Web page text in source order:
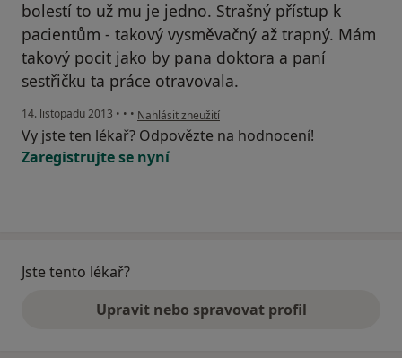
bolestí to už mu je jedno. Strašný přístup k
pacientům - takový vysměvačný až trapný. Mám
takový pocit jako by pana doktora a paní
sestřičku ta práce otravovala.
14. listopadu 2013 • • • podle názoru uživatele Váš účet byl odstraněn
Nahlásit zneužití
Vy jste ten lékař? Odpovězte na hodnocení!
Zaregistrujte se nyní
Jste tento lékař?
Upravit nebo spravovat profil